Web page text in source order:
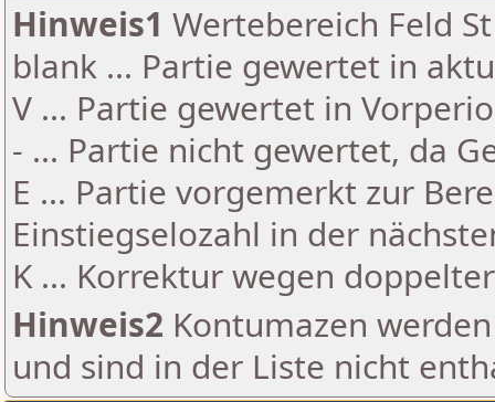
Hinweis1 Wertebereich Feld
blank ... Partie gewertet in
V ... Partie gewertet in
- ... Partie nicht gewertet, da
E ... Partie vorgemerkt zur
Einstiegselozahl in der
K ... Korrektur wegen
Hinweis2 Kontumazen
und sind in der Liste nicht